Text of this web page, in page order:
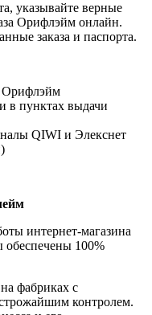
указывайте верные
Орифлэйм онлайн.
заказа и паспорта.
Орифлэйм
в пунктах выдачи
QIWI и Элекснет
интернет-магазина
обеспечены 100%
фабриках с
контролем.